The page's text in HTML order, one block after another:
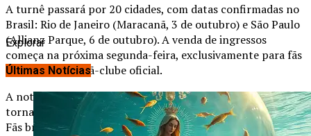
A turnê passará por 20 cidades, com datas confirmadas no
Brasil: Rio de Janeiro (Maracanã, 3 de outubro) e São Paulo
(Allianz Parque, 6 de outubro). A venda de ingressos
começa na próxima segunda-feira, exclusivamente para fãs
cadastrados no fã-clube oficial.
A notícia agitou as redes sociais, com #Madonna2026 se
tornando um dos assuntos mais comentados do Twitter.
Fãs brasileiros já organizam caravanas para os shows.
Explorar
Últimas Notícias